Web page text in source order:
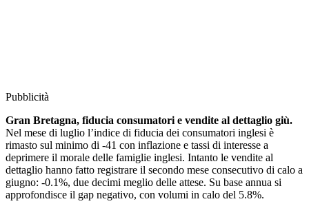
Pubblicità
Gran Bretagna, fiducia consumatori e vendite al dettaglio giù.
Nel mese di luglio l’indice di fiducia dei consumatori inglesi è
rimasto sul minimo di -41 con inflazione e tassi di interesse a
deprimere il morale delle famiglie inglesi. Intanto le vendite al
dettaglio hanno fatto registrare il secondo mese consecutivo di calo a
giugno: -0.1%, due decimi meglio delle attese. Su base annua si
approfondisce il gap negativo, con volumi in calo del 5.8%.